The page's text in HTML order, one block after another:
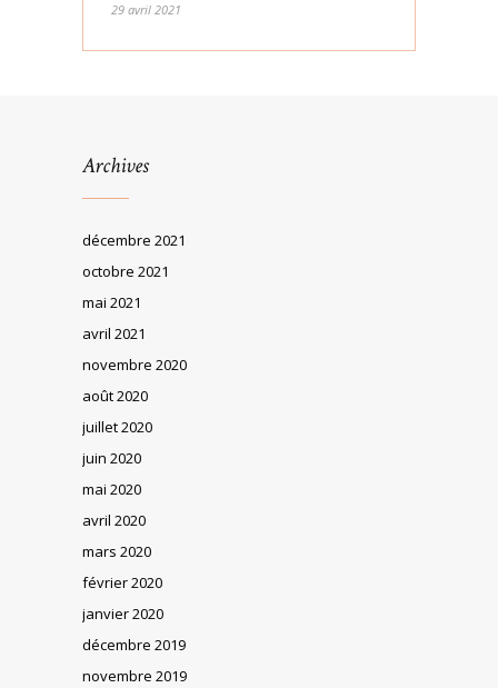
29 avril 2021
Archives
décembre 2021
octobre 2021
mai 2021
avril 2021
novembre 2020
août 2020
juillet 2020
juin 2020
mai 2020
avril 2020
mars 2020
février 2020
janvier 2020
décembre 2019
novembre 2019